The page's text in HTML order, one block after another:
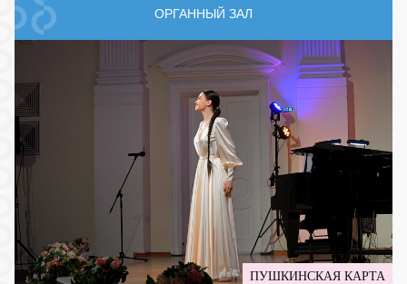
ОРГАННЫЙ ЗАЛ
ПУШКИНСКАЯ КАРТА